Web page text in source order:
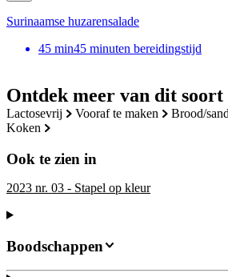
Ontdek meer van dit soort
lactosevrij vooraf te maken brood/
koken
Ook te zien in
2023 nr. 03 - Stapel op kleur
Surinaamse huzarensalade
45 min45 minuten bereidingstijd
Boodschappen